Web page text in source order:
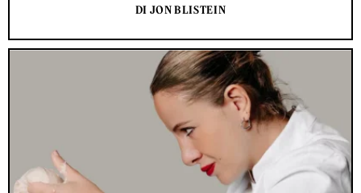
DI JON BLISTEIN